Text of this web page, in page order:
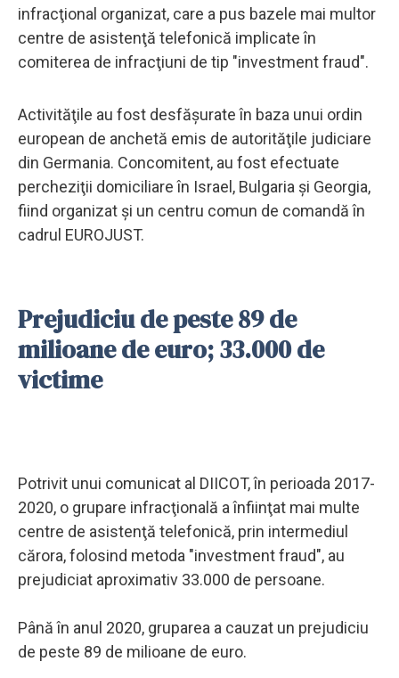
infracţional organizat, care a pus bazele mai multor
centre de asistenţă telefonică implicate în
comiterea de infracţiuni de tip "investment fraud".
Activităţile au fost desfăşurate în baza unui ordin
european de anchetă emis de autorităţile judiciare
din Germania. Concomitent, au fost efectuate
percheziţii domiciliare în Israel, Bulgaria şi Georgia,
fiind organizat şi un centru comun de comandă în
cadrul EUROJUST.
Prejudiciu de peste 89 de
milioane de euro; 33.000 de
victime
Potrivit unui comunicat al DIICOT, în perioada 2017-
2020, o grupare infracţională a înfiinţat mai multe
centre de asistenţă telefonică, prin intermediul
cărora, folosind metoda "investment fraud", au
prejudiciat aproximativ 33.000 de persoane.
Până în anul 2020, gruparea a cauzat un prejudiciu
de peste 89 de milioane de euro.